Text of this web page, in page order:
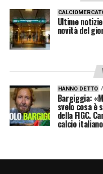
che mi appresto a
Pensava che non
abbia lasciato dopo
cinque anni di
PERDITE
LUKAKU
«Tecnicamente,
qualità un portiere
portato un euro al
Ultime
novità del
HANNO DETTO
Bargiggia:
svelo cosa è
della FIGC.
calcio